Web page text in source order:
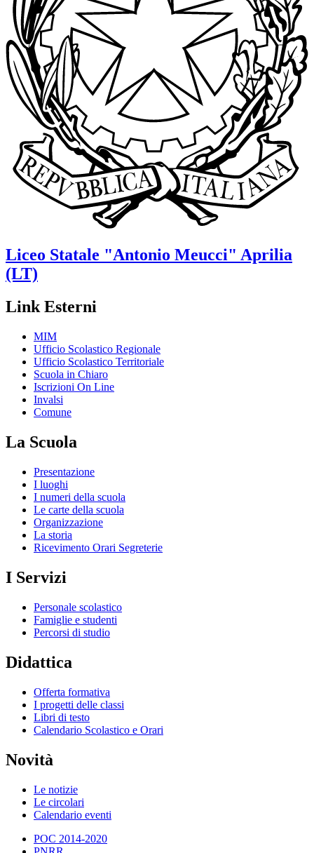
Liceo Statale "Antonio Meucci" Aprilia
(LT)
Link Esterni
MIM
Ufficio Scolastico Regionale
Ufficio Scolastico Territoriale
Scuola in Chiaro
Iscrizioni On Line
Invalsi
Comune
La Scuola
Presentazione
I luoghi
I numeri della scuola
Le carte della scuola
Organizzazione
La storia
Ricevimento Orari Segreterie
I Servizi
Personale scolastico
Famiglie e studenti
Percorsi di studio
Didattica
Offerta formativa
I progetti delle classi
Libri di testo
Calendario Scolastico e Orari
Novità
Le notizie
Le circolari
Calendario eventi
POC 2014-2020